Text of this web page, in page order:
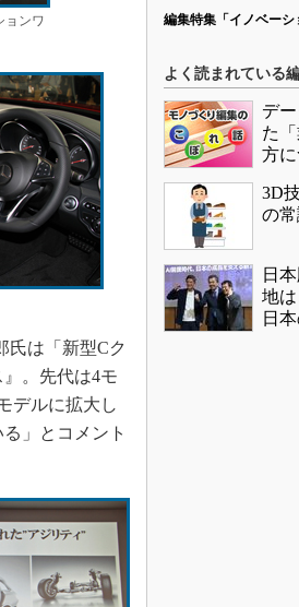
ョンワ
氏は「新型Cク
。先代は4モ
デルに拡大し
」とコメント
編集特集「イノベーシ
よく読まれている
デ
た
方
3D
の
日
地
日